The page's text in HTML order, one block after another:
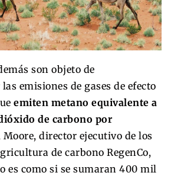
son objeto de
emisiones de gases de efecto
emiten metano equivalente a
de carbono por
director ejecutivo de los
de carbono RegenCo,
es como si se sumaran 400 mil